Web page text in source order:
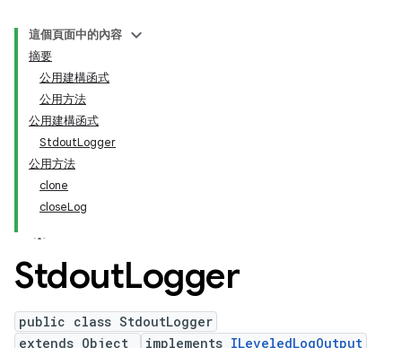
這個頁面中的內容
摘要
公用建構函式
公用方法
公用建構函式
StdoutLogger
公用方法
clone
closeLog
StdoutLogger
public class StdoutLogger
extends Object
implements ILeveledLogOutput